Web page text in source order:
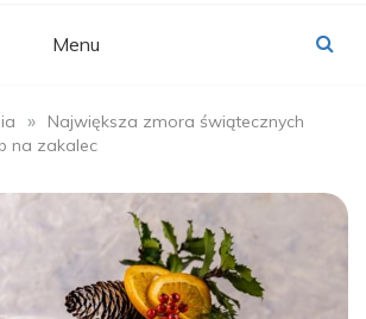
Menu
»
Największa zmora świątecznych
na zakalec